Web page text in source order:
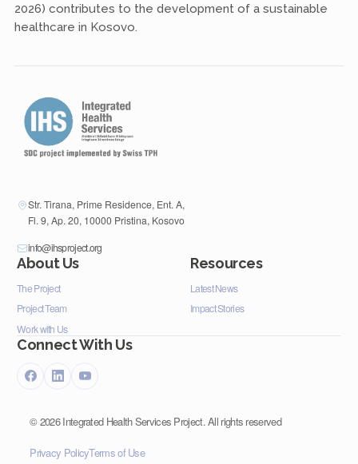
2026) contributes to the development of a sustainable
healthcare in Kosovo.
Str. Tirana, Prime Residence, Ent. A,
Fl. 9, Ap. 20, 10000 Pristina, Kosovo
info@ihsproject.org
About Us
The Project
Project Team
Work with Us
Resources
Latest News
Impact Stories
Connect With Us
©2026Integrated Health Services Project. All rights reserved
Privacy PolicyTerms of Use